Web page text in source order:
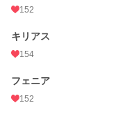
月間ポイント
152
キリアス
154
フェニア
152